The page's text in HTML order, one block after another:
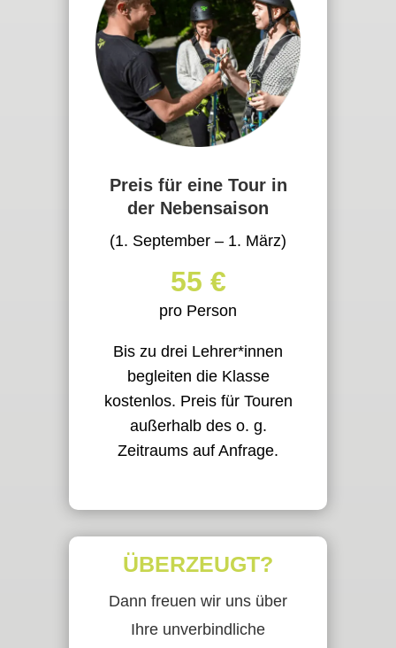
Preis für eine Tour in
der Nebensaison
(1. September – 1. März)
55 €
pro Person
Bis zu drei Lehrer*innen
begleiten die Klasse
kostenlos. Preis für Touren
außerhalb des o. g.
Zeitraums auf Anfrage.
ÜBERZEUGT?
Dann freuen wir uns über
Ihre unverbindliche